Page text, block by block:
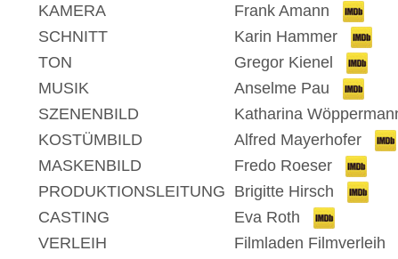
KAMERA
Frank Amann
SCHNITT
Karin Hammer
TON
Gregor Kienel
MUSIK
Anselme Pau
SZENENBILD
Katharina
KOSTÜMBILD
Alfred Mayerhofer
MASKENBILD
Fredo Roeser
PRODUKTIONSLEITUNG Brigitte Hirsch
CASTING
Eva Roth
VERLEIH
Filmladen Filmverleih